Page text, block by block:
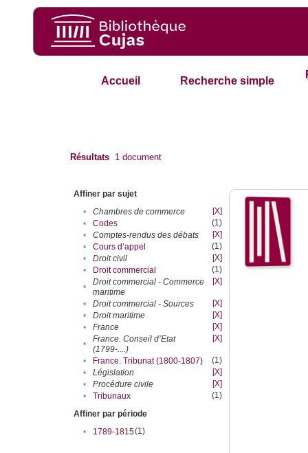
Accueil Recherche simple
Résultats 1 document
Affiner par sujet
•
Chambres de commerce
[X]
•
Codes
(1)
•
Comptes-rendus des débats
[X]
•
Cours d’appel
(1)
•
Droit civil
[X]
•
Droit commercial
(1)
•
Droit commercial - Commerce
maritime
[X]
• Droit commercial - Sources
[X]
•
Droit maritime
[X]
•
France
[X]
•
France. Conseil d’Etat
(1799-....)
[X]
• France. Tribunat (1800-1807)
(1)
•
Législation
[X]
•
Procédure civile
[X]
•
Tribunaux
(1)
Affiner par période
•
1789-1815(1)